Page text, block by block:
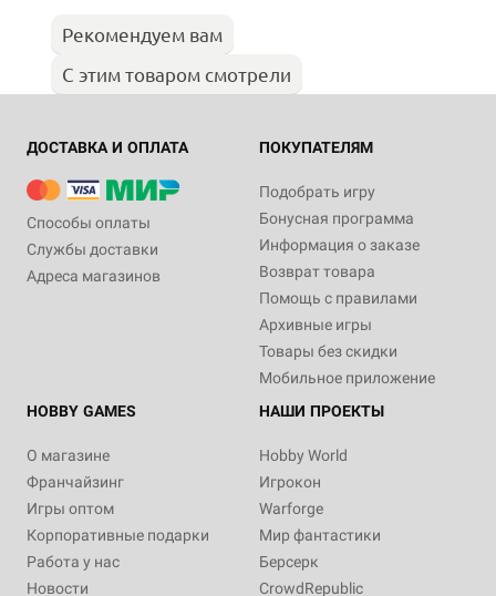
Рекомендуем вам
С этим товаром смотрели
ДОСТАВКА И ОПЛАТА
Способы оплаты
Службы доставки
Адреса магазинов
ПОКУПАТЕЛЯМ
Подобрать игру
Бонусная программа
Информация о заказе
Возврат товара
Помощь с правилами
Архивные игры
Товары без скидки
Мобильное приложение
HOBBY GAMES
О магазине
Франчайзинг
Игры оптом
Корпоративные подарки
Работа у нас
Новости
НАШИ ПРОЕКТЫ
Hobby World
Игрокон
Warforge
Мир фантастики
Берсерк
CrowdRepublic